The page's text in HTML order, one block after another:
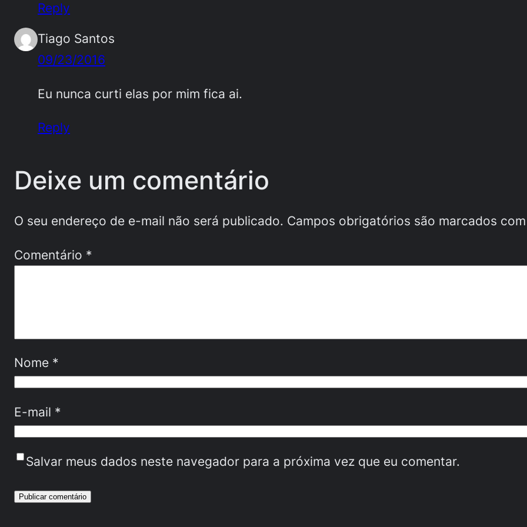
Reply
Tiago Santos
09/23/2016
Eu nunca curti elas por mim fica ai.
Reply
Deixe um comentário
O seu endereço de e-mail não será publicado. Campos obrigatórios são marcados
Comentário *
Nome *
E-mail *
Salvar meus dados neste navegador para a próxima vez que eu comentar.